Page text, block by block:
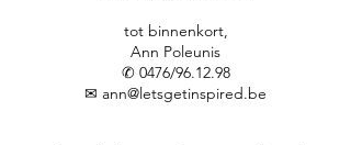
tot binnenkort,
Ann Poleunis
✆ 0476/96.12.98
✉ ann@letsgetinspired.be